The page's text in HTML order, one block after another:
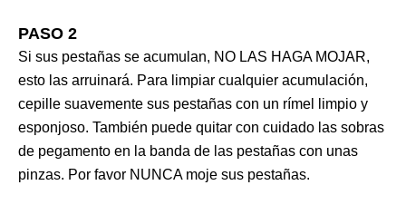
PASO 2
Si sus pestañas se acumulan, NO LAS HAGA MOJAR,
esto las arruinará. Para limpiar cualquier acumulación,
cepille suavemente sus pestañas con un rímel limpio y
esponjoso. También puede quitar con cuidado las sobras
de pegamento en la banda de las pestañas con unas
pinzas. Por favor NUNCA moje sus pestañas.